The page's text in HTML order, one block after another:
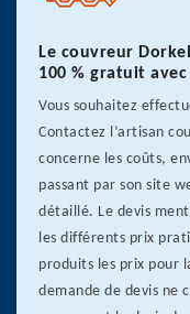
Le couvreur
100 % gratuit
Vous souhaitez
Contactez l’artisan
concerne les coûts,
passant par son site
détaillé. Le devis
les différents prix
produits les prix pour
demande de devis ne